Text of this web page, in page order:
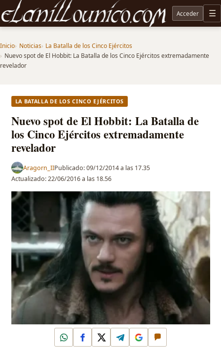
Noticias sobre Tolkien: El Señor de los Anillos, Los Anillos de Poder, La Caza de Gollum, la
Acceder
Inicio Noticias La Batalla de los Cinco Ejércitos
Nuevo spot de El Hobbit: La Batalla de los Cinco Ejércitos extremadamente
revelador
LA BATALLA DE LOS CINCO EJÉRCITOS
Nuevo spot de El Hobbit: La Batalla de
los Cinco Ejércitos extremadamente
revelador
Aragorn_IIPublicado:09/12/2014 a las 17.35
Actualizado:22/06/2016 a las 18.56
WhatsAppFacebook
X TelegramGoogleComentar